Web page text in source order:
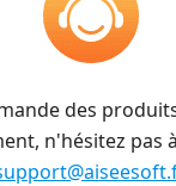
des
n'hésitez pas